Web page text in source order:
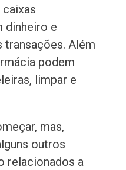
dinheiro e
transações. Além
podem
limpar e
mas,
outros
relacionados a